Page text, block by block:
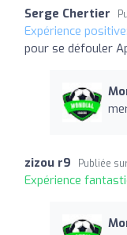
Serge Chertier
Expérience positive:
pour se défouler
zizou r9 Publiée
Expérience